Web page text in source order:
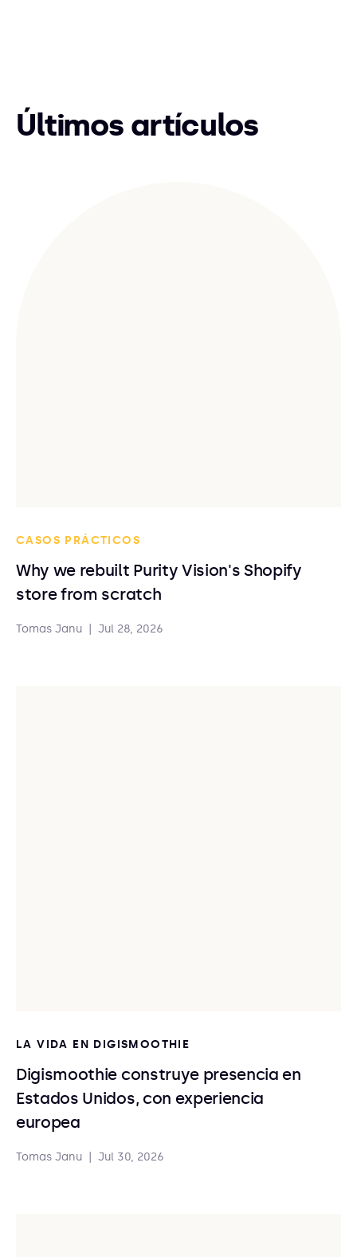
Últimos artículos
CASOS PRÁCTICOS
Why we rebuilt Purity Vision's Shopify
store from scratch
Tomas Janu Jul 28, 2026
LA VIDA EN DIGISMOOTHIE
Digismoothie construye presencia en
Estados Unidos, con experiencia
europea
Tomas Janu Jul 30, 2026